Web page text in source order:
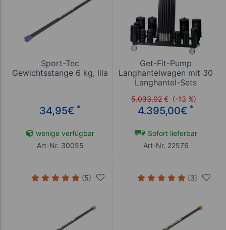
Sport-Tec
Gewichtsstange 6 kg, lila
34,95€ *
wenige verfügbar
Art-Nr. 30055
Get-Fit-Pump
Langhantelwagen mit 30
Langhantel-Sets
5.033,02 € (-13 %)
4.395,00€ *
Sofort lieferbar
Art-Nr. 22576
(5) (3)